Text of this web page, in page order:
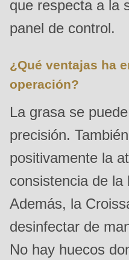
deprecated
in
>Drupal\rondo_contact\
{closure}
(line
597
Deprecated
mb_substr():
Passing
que respecta a la
panel de control.
¿Qué ventajas ha
operación?
La grasa se
precisión.
positivamente la
consistencia de la
Además, la
desinfectar de
No hay huecos